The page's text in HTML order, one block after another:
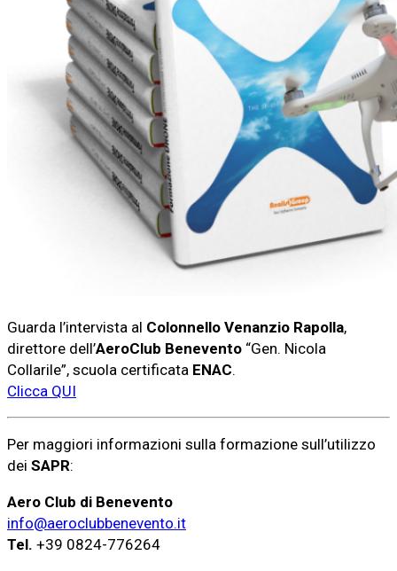
Guarda l’intervista al Colonnello Venanzio Rapolla,
direttore dell’AeroClub Benevento “Gen. Nicola
Collarile”, scuola certificata ENAC.
Clicca QUI
Per maggiori informazioni sulla formazione sull’utilizzo
dei SAPR:
Aero Club di Benevento
info@aeroclubbenevento.it
Tel. +39 0824-776264